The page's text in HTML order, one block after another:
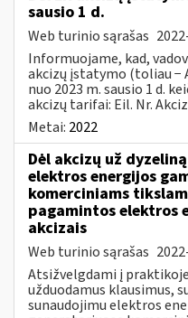
sausio 1 d.
Web turinio sąrašas
Informuojame, kad,
akcizų įstatymo (toliau −
nuo 2023 m. sausio 1 d.
akcizų tarifai: Eil. Nr.
Metai: 2022
Dėl akcizų už
elektros energijos
komerciniams
pagamintos elektros
akcizais
Web turinio sąrašas
Atsižvelgdami į
užduodamus klausimus,
sunaudojimu elektros